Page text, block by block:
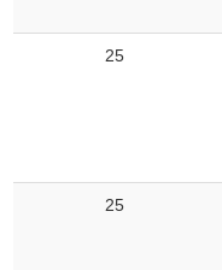
25
25